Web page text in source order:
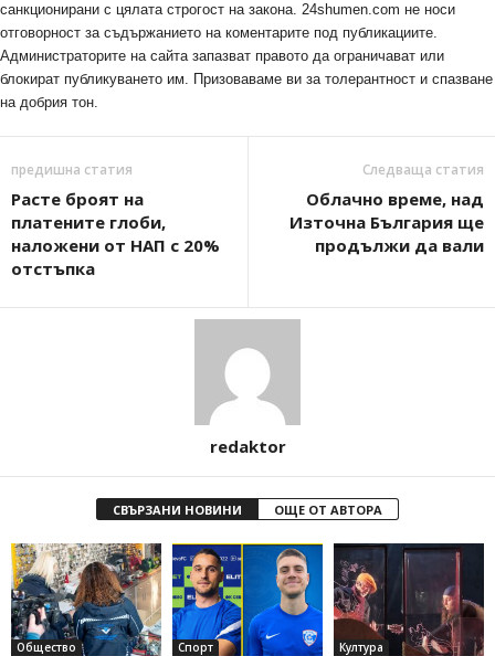
санкционирани с цялата строгост на закона. 24shumen.com не носи
отговорност за съдържанието на коментарите под публикациите.
Администраторите на сайта запазват правото да ограничават или
блокират публикуването им. Призоваваме ви за толерантност и спазване
на добрия тон.
предишна статия
Расте броят на
платените глоби,
наложени от НАП с 20%
отстъпка
Следваща статия
Облачно време, над
Източна България ще
продължи да вали
redaktor
СВЪРЗАНИ НОВИНИ ОЩЕ ОТ АВТОРА
Общество Спорт Култура